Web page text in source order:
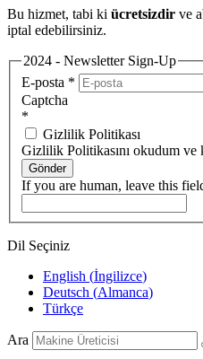
Bu hizmet, tabi ki ücretsizdir ve
iptal edebilirsiniz.
2024 - Newsletter Sign-Up
E-posta *
Captcha
*
Gizlilik Politikası
Gizlilik Politikasını okudum ve
Gönder
If you are human, leave this
Dil Seçiniz
English (İngilizce)
Deutsch (Almanca)
Türkçe
Ara